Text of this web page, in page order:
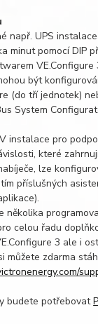
např. UPS
minut pomocí DIP
VE.Configure
být
(do tří jednotek)
System
instalace pro
které
lze
příslušných
několika
celou řadu
3 ale i
můžete zdarma
budete potřebovat